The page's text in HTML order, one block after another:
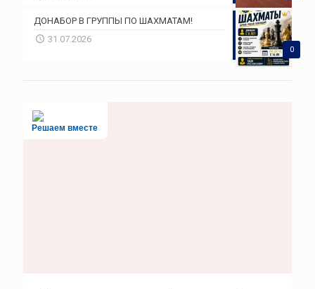
0
ДОНАБОР В ГРУППЫ ПО ШАХМАТАМ!
31.07.2026
Решаем вместе